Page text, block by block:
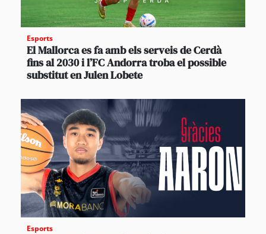
Esports
El Mallorca es fa amb els serveis de Cerdà
fins al 2030 i l’FC Andorra troba el possible
substitut en Julen Lobete
Esports